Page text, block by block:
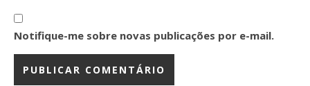
Notifique-me sobre novas publicações por e-mail.